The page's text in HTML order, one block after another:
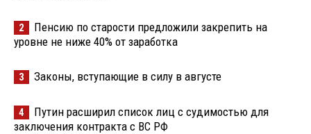
2
Пенсию по старости предложили закрепить на
уровне не ниже 40% от заработка
3 Законы, вступающие в силу в августе
4
Путин расширил список лиц с судимостью для
заключения контракта с ВС РФ